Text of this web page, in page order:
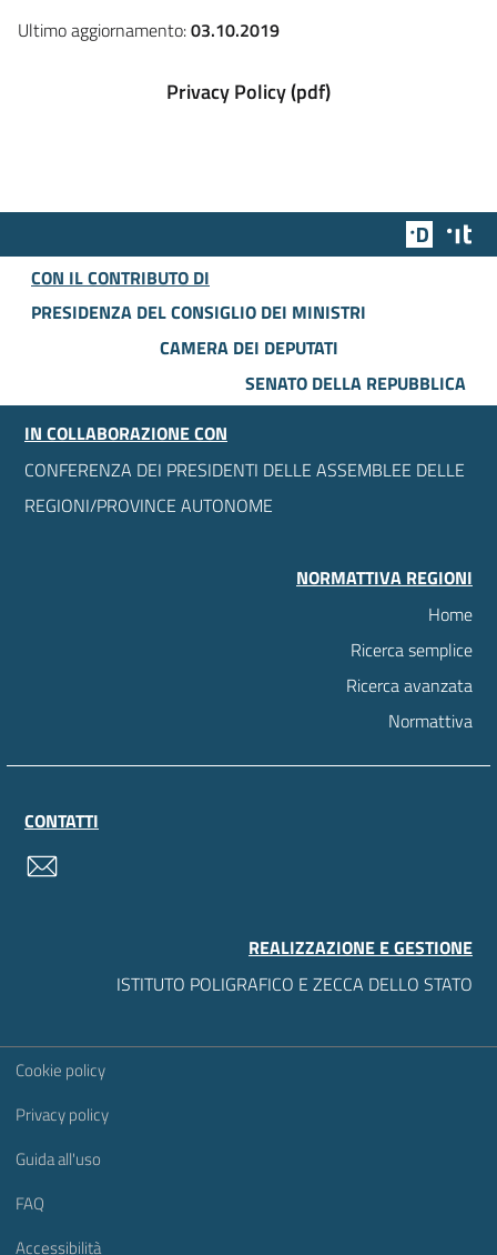
Ultimo aggiornamento:03.10.2019
Privacy Policy (pdf)
Team
CON IL CONTRIBUTO DI
PRESIDENZA DEL CONSIGLIO DEI MINISTRI
CAMERA DEI DEPUTATI
SENATO DELLA REPUBBLICA
IN COLLABORAZIONE CON
CONFERENZA DEI PRESIDENTI DELLE ASSEMBLEE DELLE
REGIONI/PROVINCE AUTONOME
NORMATTIVA REGIONI
Home
Ricerca semplice
Ricerca avanzata
Normattiva
CONTATTI
REALIZZAZIONE E GESTIONE
ISTITUTO POLIGRAFICO E ZECCA DELLO STATO
Sezione Link Utili
Cookie policy
Privacy policy
Guida all'uso
FAQ
Accessibilità